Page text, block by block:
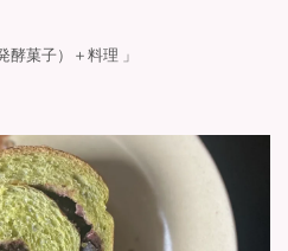
酵菓子）＋料理 」